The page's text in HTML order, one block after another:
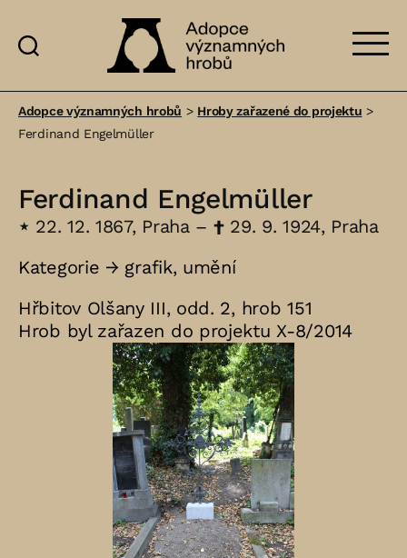
významných
Adopce významných hrobů > Hroby zařazené do projektu >
Ferdinand Engelmüller
Ferdinand Engelmüller
⋆ 22. 12. 1867, Praha – †29. 9. 1924, Praha
Kategorie → grafik, umění
Hřbitov Olšany III, odd. 2, hrob 151
Hrob byl zařazen do projektu X-8/2014